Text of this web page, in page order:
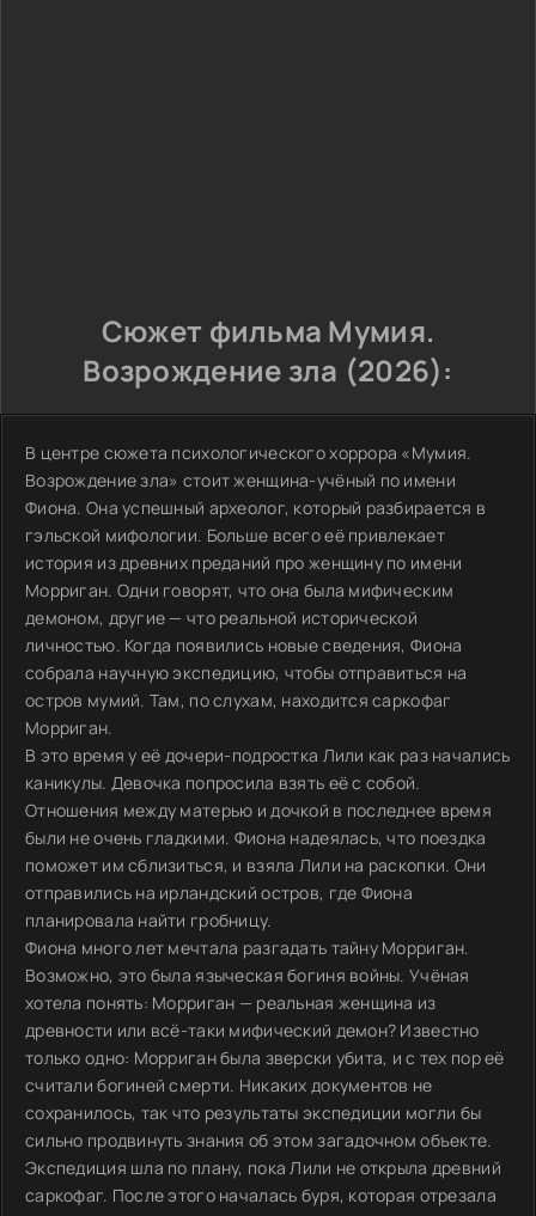
Сюжет фильма Мумия.
Возрождение зла (2026):
В центре сюжета психологического хоррора «Мумия.
Возрождение зла» стоит женщина-учёный по имени
Фиона. Она успешный археолог, который разбирается в
гэльской мифологии. Больше всего её привлекает
история из древних преданий про женщину по имени
Морриган. Одни говорят, что она была мифическим
демоном, другие — что реальной исторической
личностью. Когда появились новые сведения, Фиона
собрала научную экспедицию, чтобы отправиться на
остров мумий. Там, по слухам, находится саркофаг
Морриган.
В это время у её дочери-подростка Лили как раз начались
каникулы. Девочка попросила взять её с собой.
Отношения между матерью и дочкой в последнее время
были не очень гладкими. Фиона надеялась, что поездка
поможет им сблизиться, и взяла Лили на раскопки. Они
отправились на ирландский остров, где Фиона
планировала найти гробницу.
Фиона много лет мечтала разгадать тайну Морриган.
Возможно, это была языческая богиня войны. Учёная
хотела понять: Морриган — реальная женщина из
древности или всё-таки мифический демон? Известно
только одно: Морриган была зверски убита, и с тех пор её
считали богиней смерти. Никаких документов не
сохранилось, так что результаты экспедиции могли бы
сильно продвинуть знания об этом загадочном объекте.
Экспедиция шла по плану, пока Лили не открыла древний
саркофаг. После этого началась буря, которая отрезала